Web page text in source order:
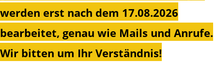
werden erst nach dem 17.08.2026
bearbeitet, genau wie Mails und Anrufe.
Wir bitten um Ihr Verständnis!